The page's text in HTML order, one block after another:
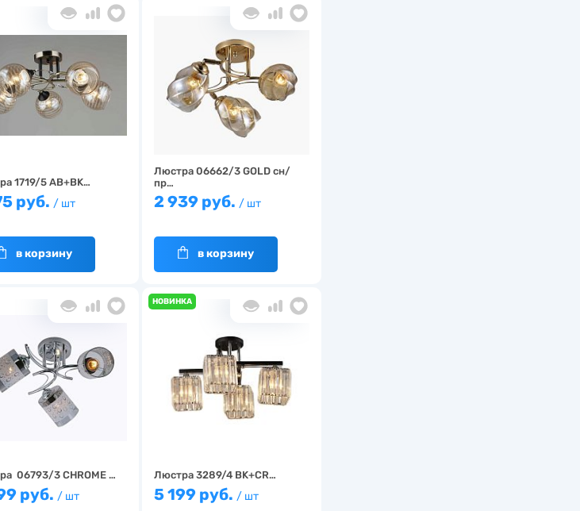
1719/5 AB+BK…
руб. / шт
в корзину
Люстра 06662/3 GOLD сн/
пр…
2 939 руб. / шт
в корзину
06793/3 CHROME …
руб. / шт
НОВИНКА
Люстра 3289/4 BK+CR…
5 199 руб. / шт